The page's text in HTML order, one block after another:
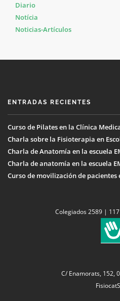
Diario
Notícia
Noticias-Artículos
ENTRADAS RECIENTES
Curso de Pilates en la Clínica
Charla sobre la Fisioterapia en
Charla de Anatomía en la escuela
Charla de anatomía en la escuela
Curso de movilización de pacientes
Colegiados 2589 |
C/ Enamorats, 152,